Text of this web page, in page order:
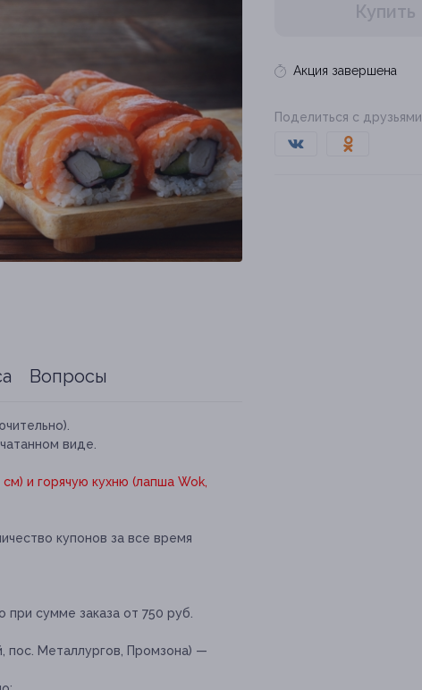
Купить
Акция завершена
Поделиться с друзьями
Вопросы
виде.
и горячую кухню (лапша Wok,
купонов за все время
сумме заказа от 750 руб.
пос. Металлургов, Промзона) —